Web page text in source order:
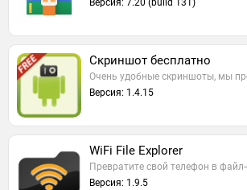
Версия: 7.20 (build 131)
Скриншот бесплатно
Очень удобные скриншоты, мы
Версия: 1.4.15
WiFi File Explorer
Превратите свой телефон в файл-
Версия: 1.9.5